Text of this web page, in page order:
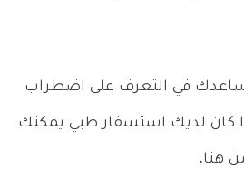
ساعدك في التعرف على اضطراب
كان لديك استسفار طبي يمكنك
هنا.